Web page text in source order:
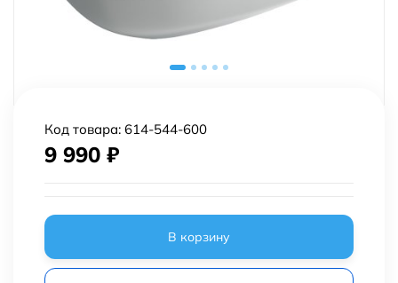
Код товара: 614-544-600
9 990 ₽
В корзину